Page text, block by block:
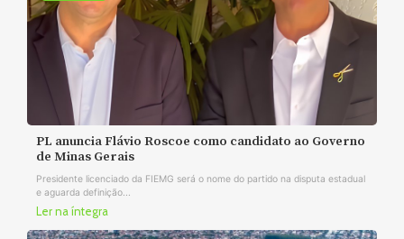
PL anuncia Flávio Roscoe como candidato ao Governo
de Minas Gerais
Presidente licenciado da FIEMG será o nome do partido na disputa estadual
e aguarda definição...
Ler na íntegra